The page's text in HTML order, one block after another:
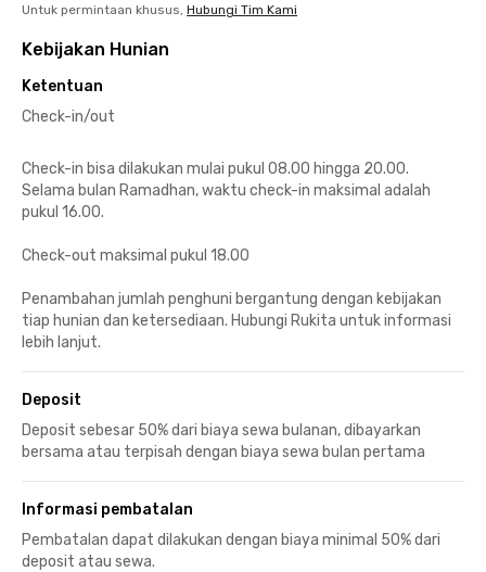
Untuk permintaan khusus, Hubungi Tim Kami
Kebijakan Hunian
Ketentuan
Check-in/out
Check-in bisa dilakukan mulai pukul 08.00 hingga 20.00.
Selama bulan Ramadhan, waktu check-in maksimal adalah
pukul 16.00.
Check-out maksimal pukul 18.00
Penambahan jumlah penghuni bergantung dengan kebijakan
tiap hunian dan ketersediaan. Hubungi Rukita untuk informasi
lebih lanjut.
Deposit
Deposit sebesar 50% dari biaya sewa bulanan, dibayarkan
bersama atau terpisah dengan biaya sewa bulan pertama
Informasi pembatalan
Pembatalan dapat dilakukan dengan biaya minimal 50% dari
deposit atau sewa.